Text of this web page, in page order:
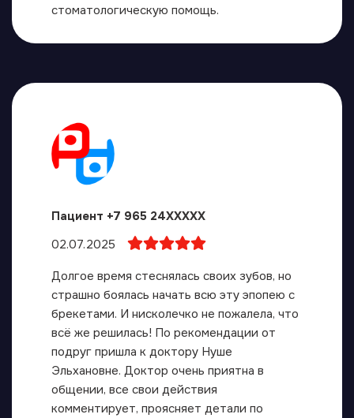
стоматологическую помощь.
Пациент +7 965 24XXXXX
02.07.2025
Долгое время стеснялась своих зубов, но
страшно боялась начать всю эту эпопею с
брекетами. И нисколечко не пожалела, что
всё же решилась! По рекомендации от
подруг пришла к доктору Нуше
Эльхановне. Доктор очень приятна в
общении, все свои действия
комментирует, проясняет детали по